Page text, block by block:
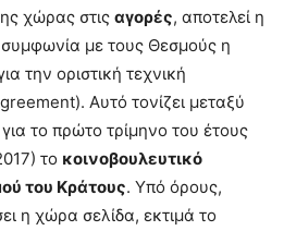
χώρας στις αγορές, αποτελεί η
με τους Θεσμούς η
την οριστική τεχνική
Αυτό τονίζει μεταξύ
το πρώτο τρίμηνο του έτους
το κοινοβουλευτικό
του Κράτους. Υπό όρους,
η χώρα σελίδα, εκτιμά το